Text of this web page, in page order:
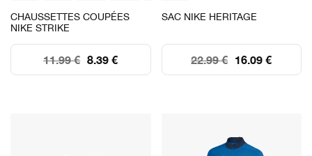
CHAUSSETTES COUPÉES
NIKE STRIKE
8.39 €
11.99 €
SAC NIKE HERITAGE
16.09 €
22.99 €